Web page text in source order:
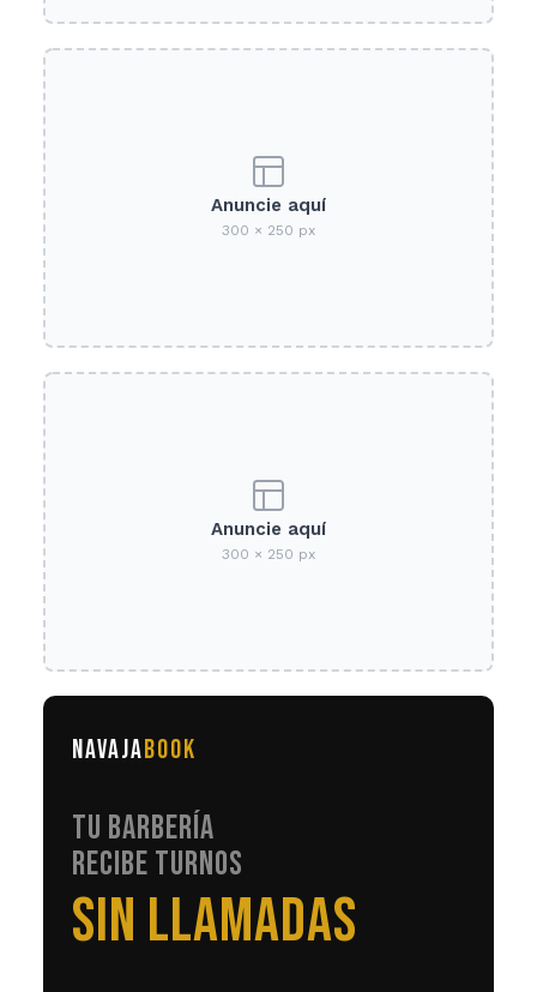
Anuncie aquí
300 × 250 px
Anuncie aquí
300 × 250 px
NAVAJABOOK
TU BARBERÍA
RECIBE TURNOS
EN AUTOMÁTICO